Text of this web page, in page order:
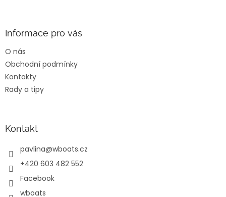
Informace pro vás
O nás
Obchodní podmínky
Kontakty
Rady a tipy
Kontakt
pavlina@wboats.cz
+420 603 482 552
Facebook
wboats